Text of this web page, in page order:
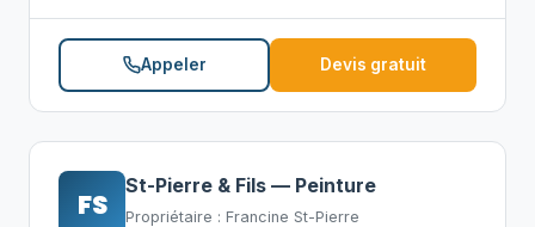
Appeler Devis gratuit
FS
St-Pierre & Fils — Peinture
Propriétaire : Francine St-Pierre